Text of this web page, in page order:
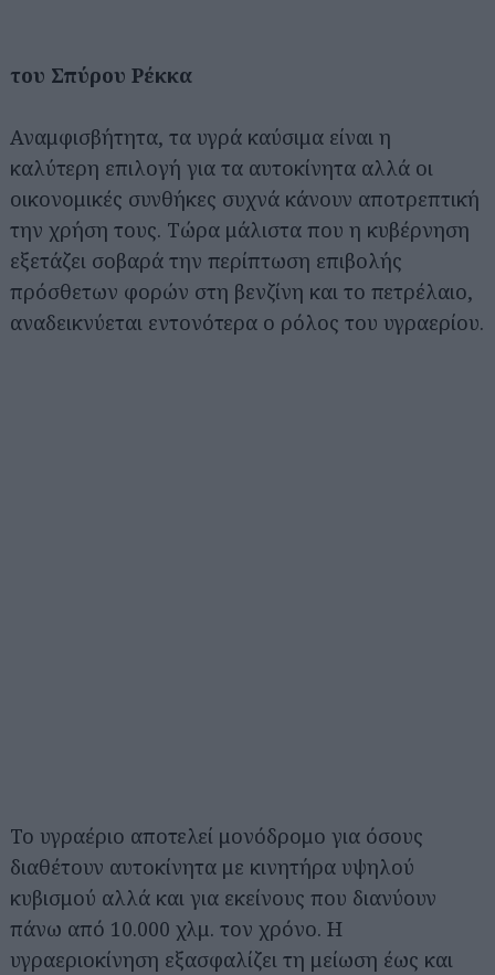
του Σπύρου Ρέκκα
Αναμφισβήτητα, τα υγρά καύσιμα είναι η
καλύτερη επιλογή για τα αυτοκίνητα αλλά οι
οικονομικές συνθήκες συχνά κάνουν αποτρεπτική
την χρήση τους. Τώρα μάλιστα που η κυβέρνηση
εξετάζει σοβαρά την περίπτωση επιβολής
πρόσθετων φορών στη βενζίνη και το πετρέλαιο,
αναδεικνύεται εντονότερα ο ρόλος του υγραερίου.
Το υγραέριο αποτελεί μονόδρομο για όσους
διαθέτουν αυτοκίνητα με κινητήρα υψηλού
κυβισμού αλλά και για εκείνους που διανύουν
πάνω από 10.000 χλμ. τον χρόνο. Η
υγραεριοκίνηση εξασφαλίζει τη μείωση έως και